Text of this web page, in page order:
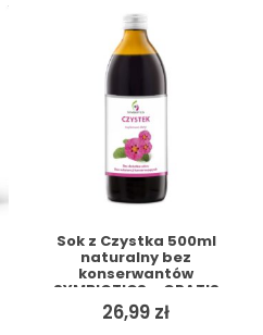
Sok z Czystka 500ml
naturalny bez
konserwantów
SYMBIOTICS + GRATIS
26,99 zł